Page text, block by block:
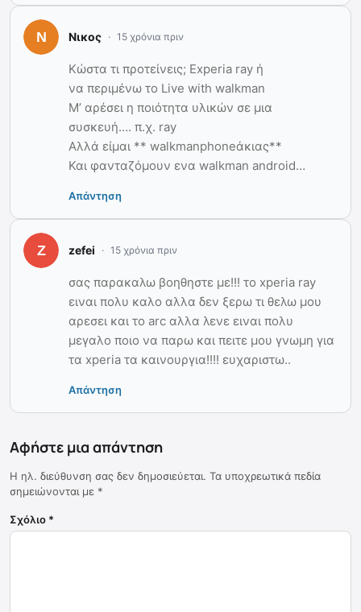
Νικος 15 χρόνια πριν
Κώστα τι προτείνεις; Experia ray ή
να περιμένω το Live with walkman
Μ’ αρέσει η ποιότητα υλικών σε μια
συσκευή…. π.χ. ray
Αλλά είμαι ** walkmanphoneάκιας**
Και φανταζόμουν ενα walkman android…
Απάντηση
zefei 15 χρόνια πριν
σας παρακαλω βοηθηστε με!!! το xperia ray
ειναι πολυ καλο αλλα δεν ξερω τι θελω μου
αρεσει και το arc αλλα λενε ειναι πολυ
μεγαλο ποιο να παρω και πειτε μου γνωμη για
τα xperia τα καινουργια!!!! ευχαριστω..
Απάντηση
Αφήστε μια απάντηση
Η ηλ. διεύθυνση σας δεν δημοσιεύεται. Τα υποχρεωτικά πεδία
σημειώνονται με *
Σχόλιο *